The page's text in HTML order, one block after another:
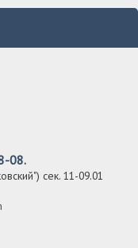
08.
сек. 11-09.01